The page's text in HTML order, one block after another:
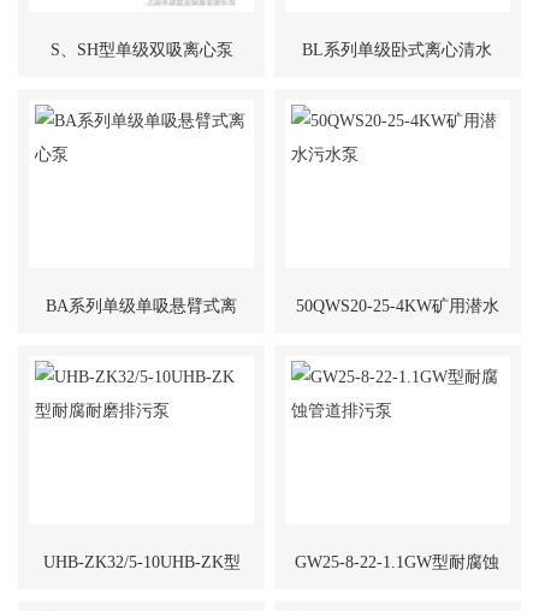
S、SH型单级双吸离心泵 BL系列单级卧式离心清水
BA系列单级单吸悬臂式离 50QWS20-25-4KW矿用潜水
UHB-ZK32/5-10UHB-ZK型 GW25-8-22-1.1GW型耐腐蚀